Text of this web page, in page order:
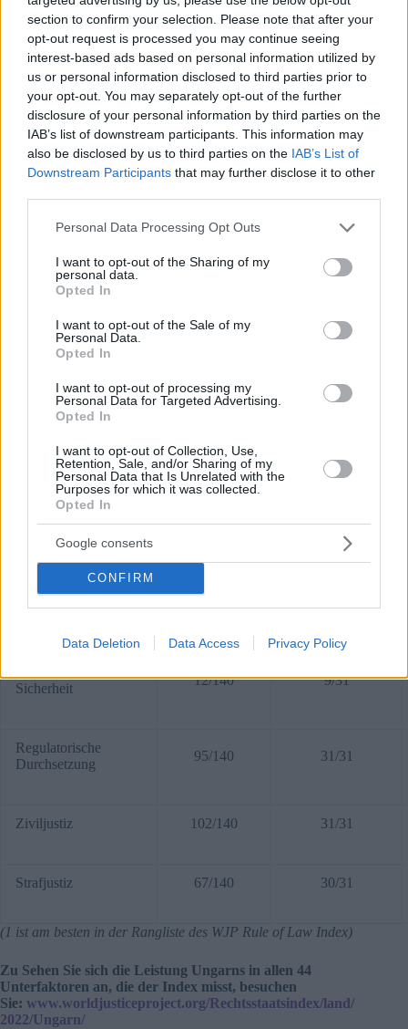
section to confirm your selection. Please note that after your
opt-out request is processed you may continue seeing
interest-based ads based on personal information utilized by
us or personal information disclosed to third parties prior to
your opt-out. You may separately opt-out of the further
disclosure of your personal information by third parties on the
IAB’s list of downstream participants. This information may
also be disclosed by us to third parties on the IAB’s List of
Downstream Participants that may further disclose it to other
Please note that this website/app uses one or more Google
not limited to your visit or usage behaviour. You may click to
grant or deny consent to Google and its third-party tags to
use your data for below specified purposes in below Google
consent section.
Personal Data Processing Opt Outs
I want to opt-out of the Sharing of my
personal data.
Opted In
I want to opt-out of the Sale of my
Personal Data.
Opted In
I want to opt-out of processing my
Personal Data for Targeted Advertising.
Opted In
I want to opt-out of Collection, Use,
Retention, Sale, and/or Sharing of my
Personal Data that Is Unrelated with the
Purposes for which it was collected.
Opted In
Google consents
CONFIRM
Data Deletion Data Access Privacy Policy
diesem Jahr ist die Ziviljustiz, was größtenteils auf anhaltende
pandemiebedingte Verzögerungen, eine geschwächte
Durchsetzung und zunehmende Diskriminierung in den
Ziviljustizsystemen zurückzuführen ist. Die Werte für diesen
Faktor sind in diesem Jahr in 61% der Länder gesunken.
Lesen Sie auch: Erstaunlicher Erfolg! Die New York
Film Week wählt Ungarns Storch zur besten
Schauspielerin
Gesamtpunktzahl regionaler Rang: 31 / 31
Rangliste der Faktorwerte:
FAKTOR
REGIONALER
Einschränkungen der
Keine Korruption 60/140
Offene Regierung 31/31
Grundrechte 70/140 31/31
Sicherheit
12/140 9/31
Regulatorische
Durchsetzung
95/140 31/31
Ziviljustiz 102/140 31/31
Strafjustiz 67/140 30/31
(1 ist am besten in der Rangliste des WJP Rule of Law Index)
Zu Sehen Sie sich die Leistung Ungarns in allen 44
Unterfaktoren an, die der Index misst, besuchen
Sie: www.worldjusticeproject.org/Rechtsstaatsindex/land/
2022/Ungarn/